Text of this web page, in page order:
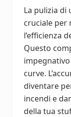
La pulizia di
cruciale per
l’efficienza
Questo
curve.
diventare
incendi e
della tua